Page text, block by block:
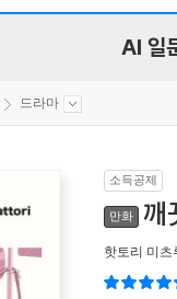
AI 일
드라마
소득공제
만화 깨
핫토리 미츠